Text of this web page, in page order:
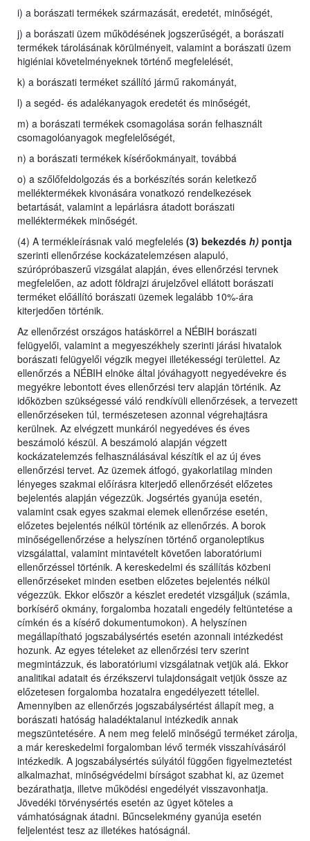
i) a borászati termékek származását, eredetét, minőségét,
j) a borászati üzem működésének jogszerűségét, a borászati
termékek tárolásának körülményeit, valamint a borászati üzem
higiéniai követelményeknek történő megfelelését,
k) a borászati terméket szállító jármű rakományát,
l) a segéd- és adalékanyagok eredetét és minőségét,
m) a borászati termékek csomagolása során felhasznált
csomagolóanyagok megfelelőségét,
n) a borászati termékek kísérőokmányait, továbbá
o) a szőlőfeldolgozás és a borkészítés során keletkező
melléktermékek kivonására vonatkozó rendelkezések
betartását, valamint a lepárlásra átadott borászati
melléktermékek minőségét.
(4) A termékleírásnak való megfelelés (3) bekezdés h) pontja
szerinti ellenőrzése kockázatelemzésen alapuló,
szúrópróbaszerű vizsgálat alapján, éves ellenőrzési tervnek
megfelelően, az adott földrajzi árujelzővel ellátott borászati
terméket előállító borászati üzemek legalább 10%-ára
kiterjedően történik.
Az ellenőrzést országos hatáskörrel a NÉBIH borászati
felügyelői, valamint a megyeszékhely szerinti járási hivatalok
borászati felügyelői végzik megyei illetékességi területtel. Az
ellenőrzés a NÉBIH elnöke által jóváhagyott negyedévekre és
megyékre lebontott éves ellenőrzési terv alapján történik. Az
időközben szükségessé váló rendkívüli ellenőrzések, a tervezett
ellenőrzéseken túl, természetesen azonnal végrehajtásra
kerülnek. Az elvégzett munkáról negyedéves és éves
beszámoló készül. A beszámoló alapján végzett
kockázatelemzés felhasználásával készítik el az új éves
ellenőrzési tervet. Az üzemek átfogó, gyakorlatilag minden
lényeges szakmai előírásra kiterjedő ellenőrzését előzetes
bejelentés alapján végezzük. Jogsértés gyanúja esetén,
valamint csak egyes szakmai elemek ellenőrzése esetén,
előzetes bejelentés nélkül történik az ellenőrzés. A borok
minőségellenőrzése a helyszínen történő organoleptikus
vizsgálattal, valamint mintavételt követően laboratóriumi
ellenőrzéssel történik. A kereskedelmi és szállítás közbeni
ellenőrzéseket minden esetben előzetes bejelentés nélkül
végezzük. Ekkor először a készlet eredetét vizsgáljuk (számla,
borkísérő okmány, forgalomba hozatali engedély feltüntetése a
címkén és a kísérő dokumentumokon). A helyszínen
megállapítható jogszabálysértés esetén azonnali intézkedést
hozunk. Az egyes tételeket az ellenőrzési terv szerint
megmintázzuk, és laboratóriumi vizsgálatnak vetjük alá. Ekkor
analitikai adatait és érzékszervi tulajdonságait vetjük össze az
előzetesen forgalomba hozatalra engedélyezett tétellel.
Amennyiben az ellenőrzés jogszabálysértést állapít meg, a
borászati hatóság haladéktalanul intézkedik annak
megszüntetésére. A nem meg felelő minőségű terméket zárolja,
a már kereskedelmi forgalomban lévő termék visszahívásáról
intézkedik. A jogszabálysértés súlyától függően figyelmeztetést
alkalmazhat, minőségvédelmi bírságot szabhat ki, az üzemet
bezárathatja, illetve működési engedélyét visszavonhatja.
Jövedéki törvénysértés esetén az ügyet köteles a
vámhatóságnak átadni. Bűncselekmény gyanúja esetén
feljelentést tesz az illetékes hatóságnál.